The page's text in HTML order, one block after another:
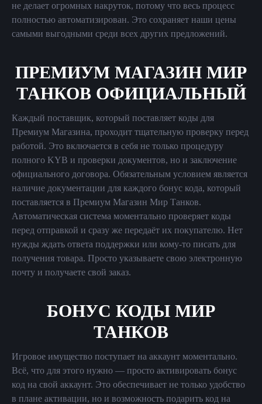
не делает огромных накруток, потому что весь процесс
полностью автоматизирован. Это сохраняет наши цены
самыми выгодными среди всех других предложений.
ПРЕМИУМ МАГАЗИН МИР
ТАНКОВ ОФИЦИАЛЬНЫЙ
Каждый поставщик, который поставляет коды для
Премиум Магазина, проходит тщательную проверку перед
работой. Это включается в себя не только процедуру
полного KYB и проверки документов, но и заключение
официального договора. Обязательным условием является
наличие документации для каждого бонус кода, который
поставляется в Премиум Магазин Мир Танков.
Автоматическая система моментально проверяет коды
перед отправкой и сразу же передаёт их покупателю. Нет
нужды ждать ответа поддержки или кому-то писать для
получения товара. Просто указываете свою электронную
почту и получаете свой заказ.
БОНУС КОДЫ МИР
ТАНКОВ
Игровое имущество поступает на аккаунт моментально.
Всё, что для этого нужно — просто активировать бонус
код на свой аккаунт. Это обеспечивает не только удобство
в плане активации, но и возможность подарить код на